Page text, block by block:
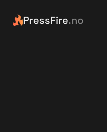
PressFire.no